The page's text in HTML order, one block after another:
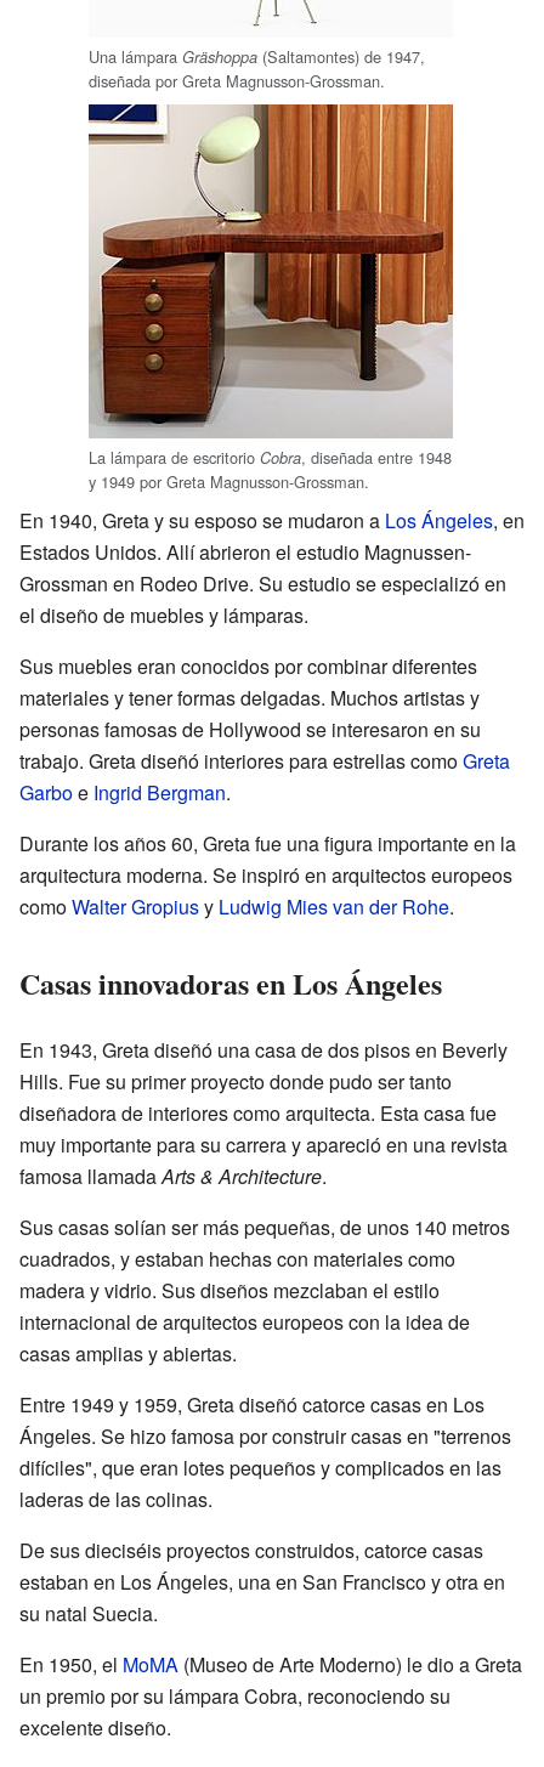
Una lámpara Gräshoppa (Saltamontes) de 1947,
diseñada por Greta Magnusson-Grossman.
La lámpara de escritorio Cobra, diseñada entre 1948
y 1949 por Greta Magnusson-Grossman.
En 1940, Greta y su esposo se mudaron a Los Ángeles, en
Estados Unidos. Allí abrieron el estudio Magnussen-
Grossman en Rodeo Drive. Su estudio se especializó en
el diseño de muebles y lámparas.
Sus muebles eran conocidos por combinar diferentes
materiales y tener formas delgadas. Muchos artistas y
personas famosas de Hollywood se interesaron en su
trabajo. Greta diseñó interiores para estrellas comoGreta
Garboe Ingrid Bergman.
Durante los años 60, Greta fue una figura importante en la
arquitectura moderna. Se inspiró en arquitectos europeos
comoWalter Gropiusy Ludwig Mies van der Rohe.
Casas innovadoras en Los Ángeles
En 1943, Greta diseñó una casa de dos pisos en Beverly
Hills. Fue su primer proyecto donde pudo ser tanto
diseñadora de interiores como arquitecta. Esta casa fue
muy importante para su carrera y apareció en una revista
famosa llamadaArts & Architecture.
Sus casas solían ser más pequeñas, de unos 140 metros
cuadrados, y estaban hechas con materiales como
madera y vidrio. Sus diseños mezclaban el estilo
internacional de arquitectos europeos con la idea de
casas amplias y abiertas.
Entre 1949 y 1959, Greta diseñó catorce casas en Los
Ángeles. Se hizo famosa por construir casas en "terrenos
difíciles", que eran lotes pequeños y complicados en las
laderas de las colinas.
De sus dieciséis proyectos construidos, catorce casas
estaban en Los Ángeles, una en San Francisco y otra en
su natal Suecia.
En 1950, el MoMA (Museo de Arte Moderno) le dio a Greta
un premio por su lámpara Cobra, reconociendo su
excelente diseño.